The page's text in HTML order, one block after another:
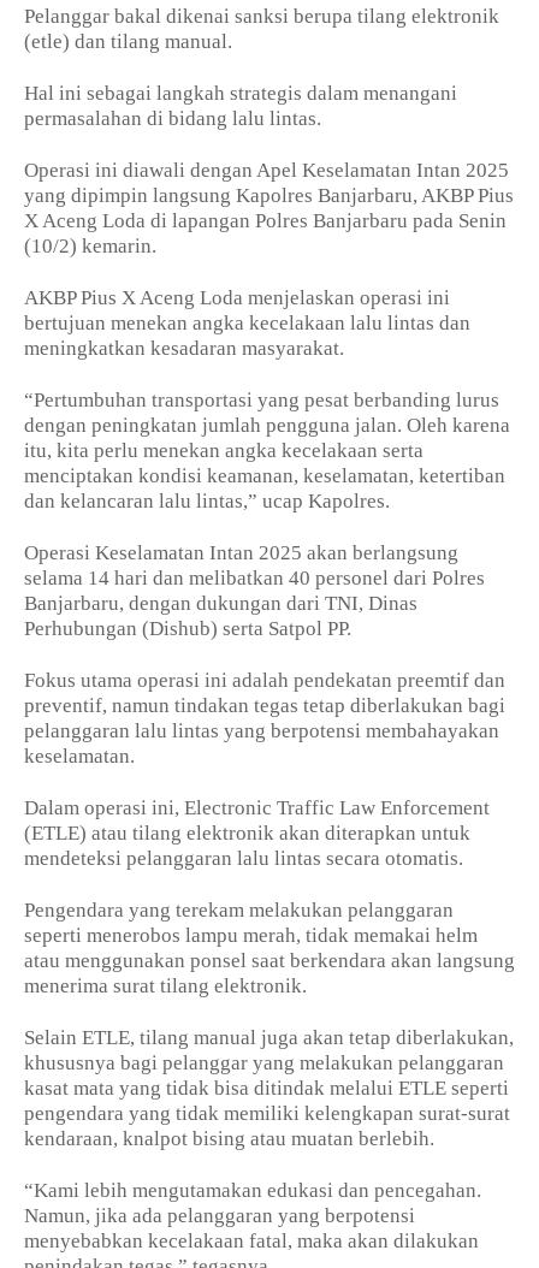
Pelanggar bakal dikenai sanksi berupa tilang elektronik
(etle) dan tilang manual.
Hal ini sebagai langkah strategis dalam menangani
permasalahan di bidang lalu lintas.
Operasi ini diawali dengan Apel Keselamatan Intan 2025
yang dipimpin langsung Kapolres Banjarbaru, AKBP Pius
X Aceng Loda di lapangan Polres Banjarbaru pada Senin
(10/2) kemarin.
AKBP Pius X Aceng Loda menjelaskan operasi ini
bertujuan menekan angka kecelakaan lalu lintas dan
meningkatkan kesadaran masyarakat.
“Pertumbuhan transportasi yang pesat berbanding lurus
dengan peningkatan jumlah pengguna jalan. Oleh karena
itu, kita perlu menekan angka kecelakaan serta
menciptakan kondisi keamanan, keselamatan, ketertiban
dan kelancaran lalu lintas,” ucap Kapolres.
Operasi Keselamatan Intan 2025 akan berlangsung
selama 14 hari dan melibatkan 40 personel dari Polres
Banjarbaru, dengan dukungan dari TNI, Dinas
Perhubungan (Dishub) serta Satpol PP.
Fokus utama operasi ini adalah pendekatan preemtif dan
preventif, namun tindakan tegas tetap diberlakukan bagi
pelanggaran lalu lintas yang berpotensi membahayakan
keselamatan.
Dalam operasi ini, Electronic Traffic Law Enforcement
(ETLE) atau tilang elektronik akan diterapkan untuk
mendeteksi pelanggaran lalu lintas secara otomatis.
Pengendara yang terekam melakukan pelanggaran
seperti menerobos lampu merah, tidak memakai helm
atau menggunakan ponsel saat berkendara akan langsung
menerima surat tilang elektronik.
Selain ETLE, tilang manual juga akan tetap diberlakukan,
khususnya bagi pelanggar yang melakukan pelanggaran
kasat mata yang tidak bisa ditindak melalui ETLE seperti
pengendara yang tidak memiliki kelengkapan surat-surat
kendaraan, knalpot bising atau muatan berlebih.
“Kami lebih mengutamakan edukasi dan pencegahan.
Namun, jika ada pelanggaran yang berpotensi
menyebabkan kecelakaan fatal, maka akan dilakukan